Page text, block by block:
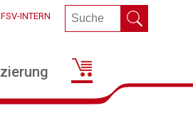
FSV-INTERN